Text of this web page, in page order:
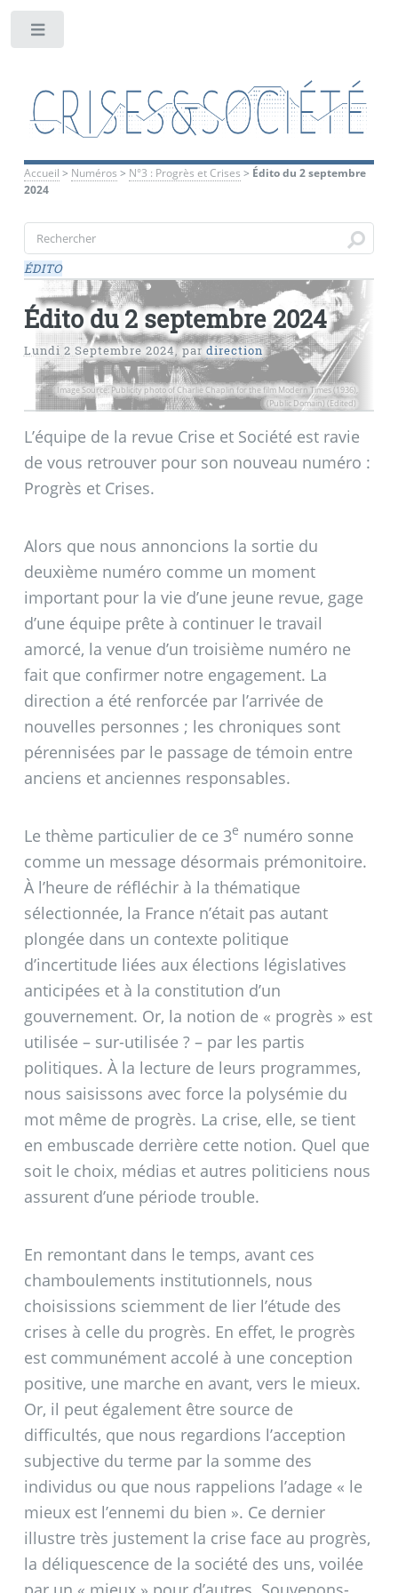
Accueil > Numéros > N°3 : Progrès et Crises > Édito du 2 septembre
2024
ÉDITO
Édito du 2 septembre 2024
Lundi 2 Septembre 2024,pardirection
Image Source: Publicity photo of Charlie Chaplin for the film Modern Times (1936),
(Public Domain) (Edited)
L’équipe de la revue Crise et Société est ravie
de vous retrouver pour son nouveau numéro :
Progrès et Crises.
Alors que nous annoncions la sortie du
deuxième numéro comme un moment
important pour la vie d’une jeune revue, gage
d’une équipe prête à continuer le travail
amorcé, la venue d’un troisième numéro ne
fait que confirmer notre engagement. La
direction a été renforcée par l’arrivée de
nouvelles personnes ; les chroniques sont
pérennisées par le passage de témoin entre
anciens et anciennes responsables.
Le thème particulier de ce 3e numéro sonne
comme un message désormais prémonitoire.
À l’heure de réfléchir à la thématique
sélectionnée, la France n’était pas autant
plongée dans un contexte politique
d’incertitude liées aux élections législatives
anticipées et à la constitution d’un
gouvernement. Or, la notion de « progrès » est
utilisée – sur-utilisée ? – par les partis
politiques. À la lecture de leurs programmes,
nous saisissons avec force la polysémie du
mot même de progrès. La crise, elle, se tient
en embuscade derrière cette notion. Quel que
soit le choix, médias et autres politiciens nous
assurent d’une période trouble.
En remontant dans le temps, avant ces
chamboulements institutionnels, nous
choisissions sciemment de lier l’étude des
crises à celle du progrès. En effet, le progrès
est communément accolé à une conception
positive, une marche en avant, vers le mieux.
Or, il peut également être source de
difficultés, que nous regardions l’acception
subjective du terme par la somme des
individus ou que nous rappelions l’adage « le
mieux est l’ennemi du bien ». Ce dernier
illustre très justement la crise face au progrès,
la déliquescence de la société des uns, voilée